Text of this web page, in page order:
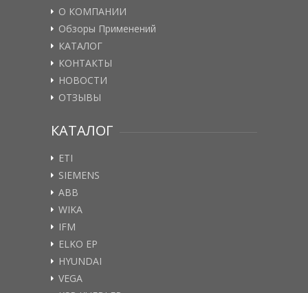
О КОМПАНИИ
Обзоры Применений
КАТАЛОГ
КОНТАКТЫ
НОВОСТИ
ОТЗЫВЫ
КАТАЛОГ
ETI
SIEMENS
ABB
WIKA
IFM
ELKO EP
HYUNDAI
VEGA